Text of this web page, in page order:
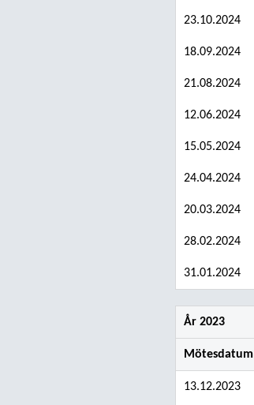
23.10.2024
18.09.2024
21.08.2024
12.06.2024
15.05.2024
24.04.2024
20.03.2024
28.02.2024
31.01.2024
År 2023
Mötesdatum
13.12.2023